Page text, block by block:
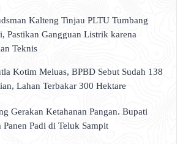
Kalteng Tinjau PLTU Tumbang
Pastikan Gangguan Listrik karena
Teknis
Kotim Meluas, BPBD Sebut Sudah 138
Lahan Terbakar 300 Hektare
Gerakan Ketahanan Pangan. Bupati
Padi di Teluk Sampit